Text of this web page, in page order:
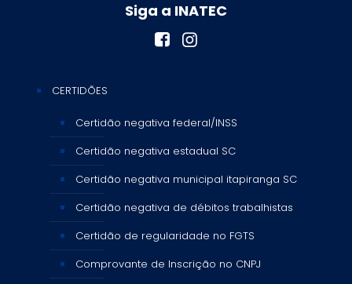
Siga a INATEC
CERTIDÕES
Certidão negativa federal/INSS
Certidão negativa estadual SC
Certidão negativa municipal itapiranga SC
Certidão negativa de débitos trabalhistas
Certidão de regularidade no FGTS
Comprovante de Inscrição no CNPJ